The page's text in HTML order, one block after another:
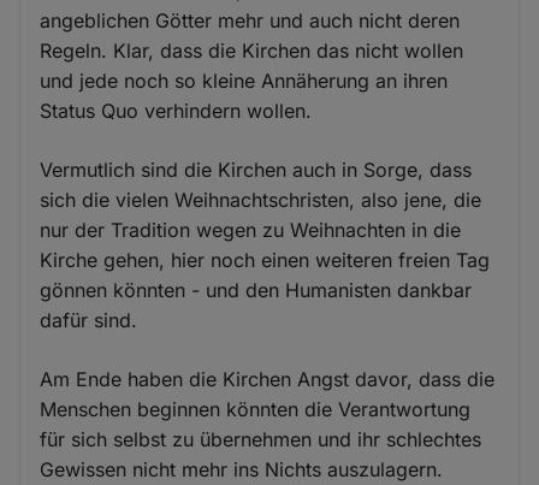
angeblichen Götter mehr und auch nicht deren
Regeln. Klar, dass die Kirchen das nicht wollen
und jede noch so kleine Annäherung an ihren
Status Quo verhindern wollen.
Vermutlich sind die Kirchen auch in Sorge, dass
sich die vielen Weihnachtschristen, also jene, die
nur der Tradition wegen zu Weihnachten in die
Kirche gehen, hier noch einen weiteren freien Tag
gönnen könnten - und den Humanisten dankbar
dafür sind.
Am Ende haben die Kirchen Angst davor, dass die
Menschen beginnen könnten die Verantwortung
für sich selbst zu übernehmen und ihr schlechtes
Gewissen nicht mehr ins Nichts auszulagern.